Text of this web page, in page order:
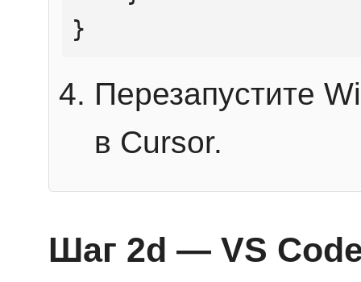
}
Перезапустите
в Cursor.
Шаг 2d — VS